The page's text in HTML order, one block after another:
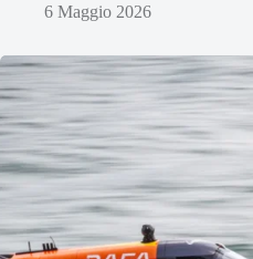
6 Maggio 2026